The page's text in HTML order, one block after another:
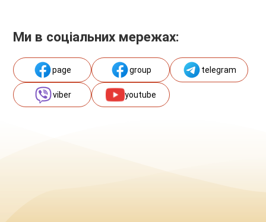
Ми в соціальних мережах:
page group telegram
viber youtube